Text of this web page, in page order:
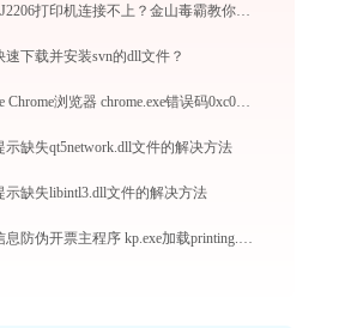
联想LJ2206打印机连接不上？金山毒霸教你解决！
速下载并安装svn的dll文件？
Google Chrome浏览器 chrome.exe错误码0xc0000017处理办法
示缺失qt5network.dll文件的解决方法
示缺失libintl3.dll文件的解决方法
航天信息防伪开票主程序 kp.exe加载printing.dll文件丢失处理办法